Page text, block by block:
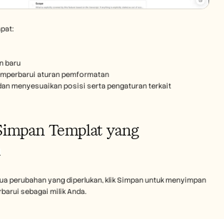
baru
aturan pemformatan
menyesuaikan posisi serta pengaturan terkait
Templat yang
perubahan yang diperlukan, klik Simpan untuk menyimpan
sebagai milik Anda.